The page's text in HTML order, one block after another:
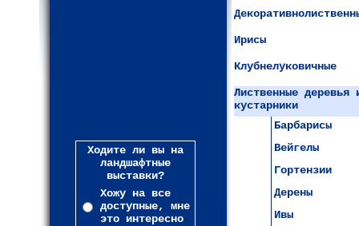
Ходите ли вы на
ландшафтные
выставки?
Хожу на все
доступные, мне
это интересно
Ирисы
Клубнелуковичные
Лиственные деревья
кустарники
Барбарисы
Вейгелы
Гортензии
Дерены
Ивы